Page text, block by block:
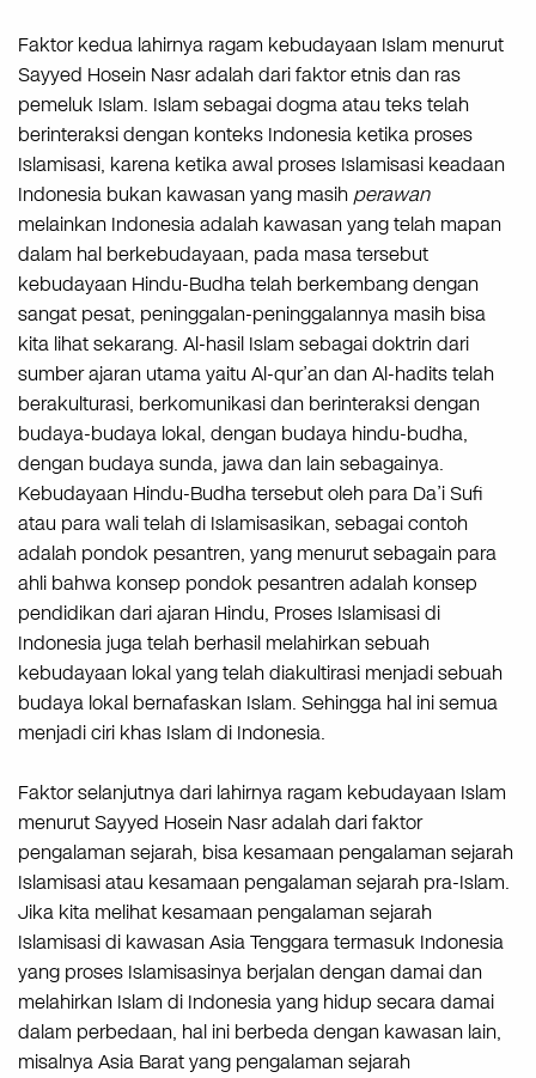
Faktor kedua lahirnya ragam kebudayaan Islam menurut
Sayyed Hosein Nasr adalah dari faktor etnis dan ras
pemeluk Islam. Islam sebagai dogma atau teks telah
berinteraksi dengan konteks Indonesia ketika proses
Islamisasi, karena ketika awal proses Islamisasi keadaan
Indonesia bukan kawasan yang masih perawan
melainkan Indonesia adalah kawasan yang telah mapan
dalam hal berkebudayaan, pada masa tersebut
kebudayaan Hindu-Budha telah berkembang dengan
sangat pesat, peninggalan-peninggalannya masih bisa
kita lihat sekarang. Al-hasil Islam sebagai doktrin dari
sumber ajaran utama yaitu Al-qur’an dan Al-hadits telah
berakulturasi, berkomunikasi dan berinteraksi dengan
budaya-budaya lokal, dengan budaya hindu-budha,
dengan budaya sunda, jawa dan lain sebagainya.
Kebudayaan Hindu-Budha tersebut oleh para Da’i Sufi
atau para wali telah di Islamisasikan, sebagai contoh
adalah pondok pesantren, yang menurut sebagain para
ahli bahwa konsep pondok pesantren adalah konsep
pendidikan dari ajaran Hindu, Proses Islamisasi di
Indonesia juga telah berhasil melahirkan sebuah
kebudayaan lokal yang telah diakultirasi menjadi sebuah
budaya lokal bernafaskan Islam. Sehingga hal ini semua
menjadi ciri khas Islam di Indonesia.
Faktor selanjutnya dari lahirnya ragam kebudayaan Islam
menurut Sayyed Hosein Nasr adalah dari faktor
pengalaman sejarah, bisa kesamaan pengalaman sejarah
Islamisasi atau kesamaan pengalaman sejarah pra-Islam.
Jika kita melihat kesamaan pengalaman sejarah
Islamisasi di kawasan Asia Tenggara termasuk Indonesia
yang proses Islamisasinya berjalan dengan damai dan
melahirkan Islam di Indonesia yang hidup secara damai
dalam perbedaan, hal ini berbeda dengan kawasan lain,
misalnya Asia Barat yang pengalaman sejarah